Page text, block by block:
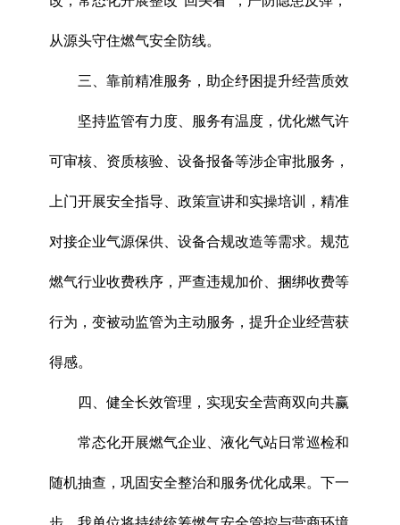
从源头守住燃气安全防线。
三、靠前精准服务，助企纾困提升经营质效
坚持监管有力度、服务有温度，优化燃气许
可审核、资质核验、设备报备等涉企审批服务，
上门开展安全指导、政策宣讲和实操培训，精准
对接企业气源保供、设备合规改造等需求。规范
燃气行业收费秩序，严查违规加价、捆绑收费等
行为，变被动监管为主动服务，提升企业经营获
得感。
四、健全长效管理，实现安全营商双向共赢
常态化开展燃气企业、液化气站日常巡检和
随机抽查，巩固安全整治和服务优化成果。下一